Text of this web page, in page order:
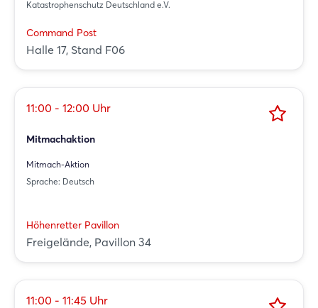
Katastrophenschutz Deutschland e.V.
Command Post
Halle 17, Stand F06
11:00 - 12:00 Uhr
Mitmachaktion
Mitmach-Aktion
Sprache: Deutsch
Höhenretter Pavillon
Freigelände, Pavillon 34
11:00 - 11:45 Uhr